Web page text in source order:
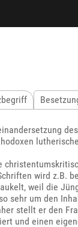
wird z.B.
weil die
sehr um den
stellt er den
und einen